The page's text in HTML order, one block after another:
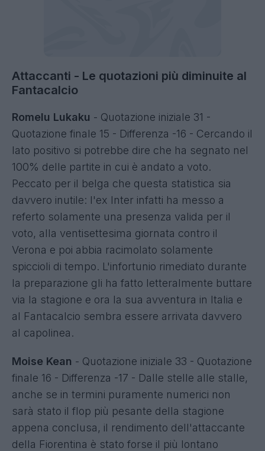
Attaccanti - Le quotazioni più diminuite al
Fantacalcio
Romelu Lukaku - Quotazione iniziale 31 -
Quotazione finale 15 - Differenza -16 - Cercando il
lato positivo si potrebbe dire che ha segnato nel
100% delle partite in cui è andato a voto.
Peccato per il belga che questa statistica sia
davvero inutile: l'ex Inter infatti ha messo a
referto solamente una presenza valida per il
voto, alla ventisettesima giornata contro il
Verona e poi abbia racimolato solamente
spiccioli di tempo. L'infortunio rimediato durante
la preparazione gli ha fatto letteralmente buttare
via la stagione e ora la sua avventura in Italia e
al Fantacalcio sembra essere arrivata davvero
al capolinea.
Moise Kean - Quotazione iniziale 33 - Quotazione
finale 16 - Differenza -17 - Dalle stelle alle stalle,
anche se in termini puramente numerici non
sarà stato il flop più pesante della stagione
appena conclusa, il rendimento dell'attaccante
della Fiorentina è stato forse il più lontano